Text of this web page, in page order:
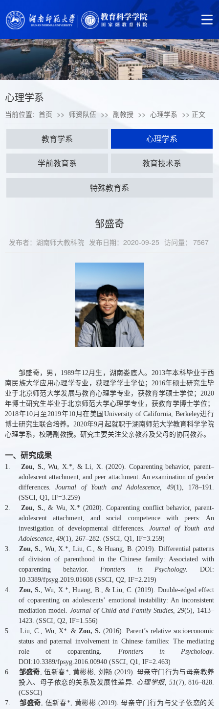
心理学系
当前位置: 首页 >> 师资队伍 >> 副教授 >> 心理学系 >> 正文
教育学系 心理学系
学前教育系 教育技术系
特殊教育系
邹盛奇
发布者：湖南师大教科院 发布日期：2020-09-25 访问量： 7567
邹盛奇，男， 1989年12月生，湖南娄底人。 2013年本科毕业于西
南民族大学应用心理学专业，获理学学士学位； 2016年硕士研究生毕
业于北京师范大学发展与教育心理学专业，获教育学硕士学位； 2020
年博士研究生毕业于北京师范大学心理学专业，获教育学博士学位；
2018年10月至2019年10月在美国University of California, Berkeley进行
博士研究生联合培养。2020年9月起就职于湖南师范大学教育科学学院
心理学系，校聘副教授。研究主要关注父亲教养及父母的协同教养。
一、研究成果
1.Zou, S., Wu, X.*, & Li, X. (2020). Coparenting behavior, parent–
adolescent attachment, and peer attachment: An examination of gender
differences.Journal of Youth and Adolescence, 49(1), 178–191.
(SSCI, Q1, IF=3.259)
2.Zou, S., & Wu, X.* (2020). Coparenting conflict behavior, parent-
adolescent attachment, and social competence with peers: An
investigation of developmental differences. Journal of Youth and
Adolescence, 49(1), 267–282. (SSCI, Q1, IF=3.259)
3. Zou, S., Wu, X.*, Liu, C., & Huang, B. (2019). Differential patterns
of division of parenthood in the Chinese family: Associated with
coparenting behavior.Frontiers in Psychology. DOI:
10.3389/fpsyg.2019.01608 (SSCI, Q2, IF=2.219)
4. Zou, S., Wu, X.*, Huang, B., & Liu, C. (2019). Double-edged effect
of coparenting on adolescents’ emotional instability: An inconsistent
mediation model. Journal of Child and Family Studies, 29(5), 1413–
1423. (SSCI, Q2, IF=1.556)
5. Liu, C., Wu, X*. &Zou, S. (2016). Parent’s relative socioeconomic
status and paternal involvement in Chinese families: The mediating
role of coparenting. Frontiers in Psychology.
DOI:10.3389/fpsyg.2016.00940 (SSCI, Q1, IF=2.463)
6. 邹盛奇,伍新春*, 黄彬彬, 刘畅.(2019). 母亲守门行为与母亲教养
投入、母子依恋的关系及发展性差异. 心理学报, 51(7), 816–828.
(CSSCI)
7. 邹盛奇, 伍新春*, 黄彬彬.(2019).母亲守门行为与父子依恋的关